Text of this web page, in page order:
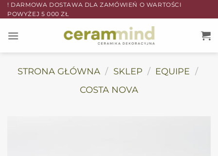
Przewiń
do
! DARMOWA DOSTAWA DLA ZAMÓWIEŃ O WARTOŚCI
POWYŻEJ 5 000 ZŁ
STRONA GŁÓWNA / SKLEP / EQUIPE
/
COSTA NOVA